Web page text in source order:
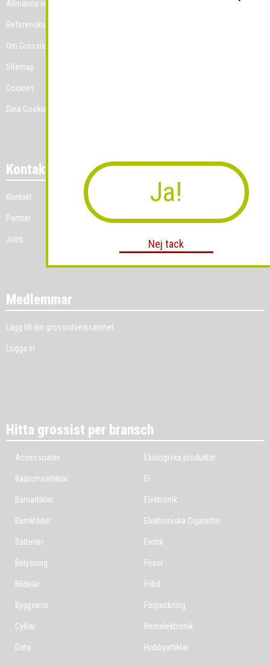
Allmänna villkor
Referenskunder
Om Grossist.se
Sitemap
Cookies
Dina Cookie-prefenser
Kontakt
Kontakt
Partner
Jobb
Medlemmar
Lägg till din grossistverksamhet
Logga in
Hitta grossist per bransch
Accessoarer
Badrumsartiklar
Barnartiklar
Barnkläder
Batterier
Belysning
Bildelar
Byggvaror
Cyklar
Data
Ekologiska produkter
El
Elektronik
Elektroniska Cigaretter
Erotik
Frisör
Fritid
Förpackning
Hemelektronik
Hobbyartiklar
Ja!
Nej tack